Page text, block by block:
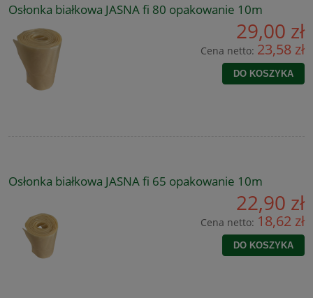
Osłonka białkowa JASNA fi 80 opakowanie 10m
29,00 zł
Cena netto: 23,58 zł
DO KOSZYKA
Osłonka białkowa JASNA fi 65 opakowanie 10m
22,90 zł
Cena netto: 18,62 zł
DO KOSZYKA